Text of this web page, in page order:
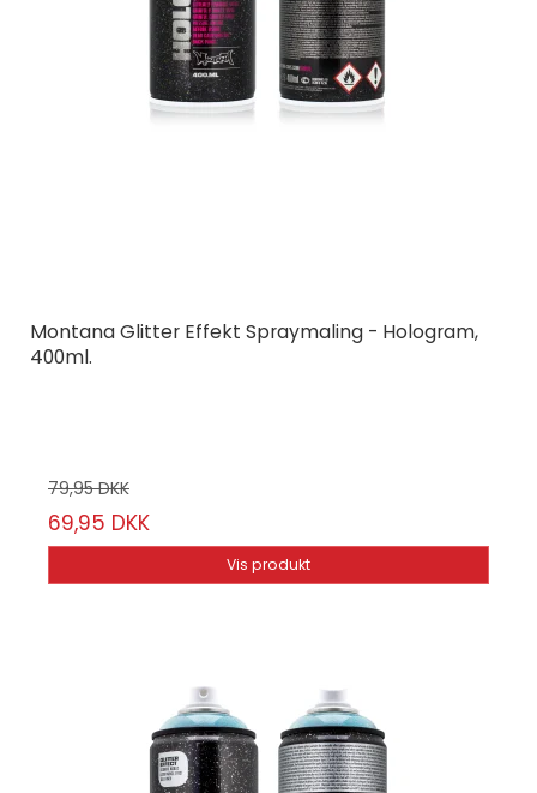
Montana Glitter Effekt Spraymaling - Hologram,
400ml.
79,95 DKK
69,95 DKK
Vis produkt